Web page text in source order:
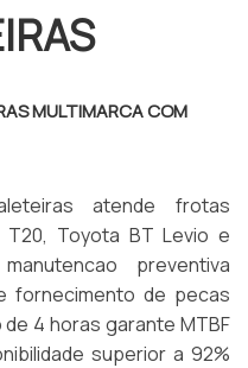
MULTIMARCA COM
atende frotas
T20, Toyota BT Levio e
preventiva
fornecimento de pecas
de 4 horas garante MTBF
superior a 92%